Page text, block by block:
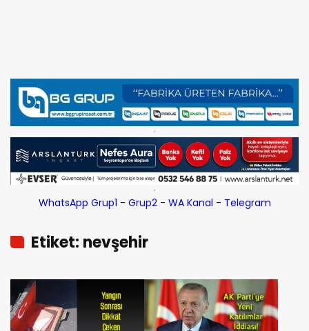
WhatsApp Grup1 - Grup2- WA Kanal - Telegram
Etiket: nevşehir